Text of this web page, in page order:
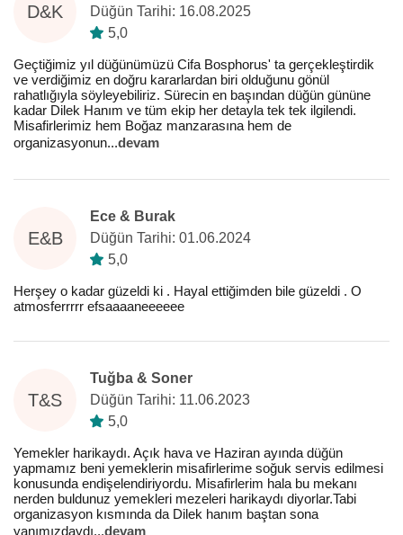
D&K
Düğün Tarihi: 16.08.2025
5,0
Geçtiğimiz yıl düğünümüzü Cifa Bosphorus' ta gerçekleştirdik
ve verdiğimiz en doğru kararlardan biri olduğunu gönül
rahatlığıyla söyleyebiliriz. Sürecin en başından düğün gününe
kadar Dilek Hanım ve tüm ekip her detayla tek tek ilgilendi.
Misafirlerimiz hem Boğaz manzarasına hem de
organizasyonun...devam
E&B
Ece & Burak
Düğün Tarihi: 01.06.2024
5,0
Herşey o kadar güzeldi ki . Hayal ettiğimden bile güzeldi . O
atmosferrrrr efsaaaaneeeeee
T&S
Tuğba & Soner
Düğün Tarihi: 11.06.2023
5,0
Yemekler harikaydı. Açık hava ve Haziran ayında düğün
yapmamız beni yemeklerin misafirlerime soğuk servis edilmesi
konusunda endişelendiriyordu. Misafirlerim hala bu mekanı
nerden buldunuz yemekleri mezeleri harikaydı diyorlar.Tabi
organizasyon kısmında da Dilek hanım baştan sona
yanımızdaydı...devam